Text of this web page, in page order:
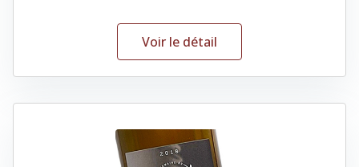
Voir le détail